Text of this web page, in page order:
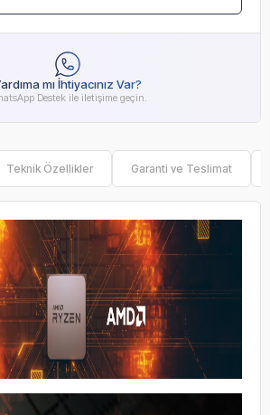
mı İhtiyacınız Var?
Destek ile iletişime geçin.
Teknik Özellikler Garanti ve Teslimat